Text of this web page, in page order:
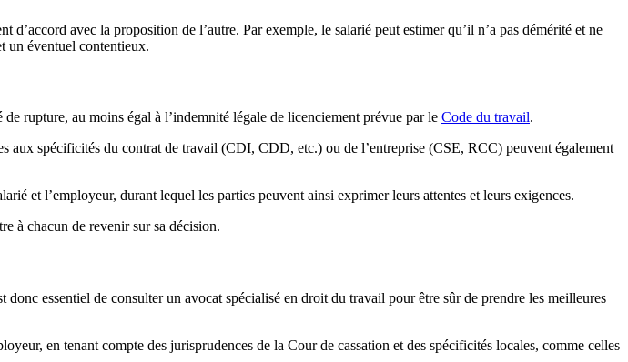
avec la proposition de l’autre. Par exemple, le salarié peut estimer qu’il n’a pas démérité et ne
un éventuel contentieux.
rupture, au moins égal à l’indemnité légale de licenciement prévue par le Code du travail.
aux spécificités du contrat de travail (CDI, CDD, etc.) ou de l’entreprise (CSE, RCC) peuvent également
et l’employeur, durant lequel les parties peuvent ainsi exprimer leurs attentes et leurs exigences.
à chacun de revenir sur sa décision.
essentiel de consulter un avocat spécialisé en droit du travail pour être sûr de prendre les meilleures
en tenant compte des jurisprudences de la Cour de cassation et des spécificités locales, comme celles